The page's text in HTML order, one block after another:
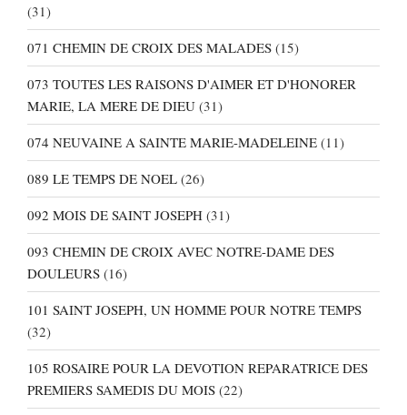
(31)
071 CHEMIN DE CROIX DES MALADES (15)
073 TOUTES LES RAISONS D'AIMER ET D'HONORER
MARIE, LA MERE DE DIEU (31)
074 NEUVAINE A SAINTE MARIE-MADELEINE (11)
089 LE TEMPS DE NOEL (26)
092 MOIS DE SAINT JOSEPH (31)
093 CHEMIN DE CROIX AVEC NOTRE-DAME DES
DOULEURS (16)
101 SAINT JOSEPH, UN HOMME POUR NOTRE TEMPS
(32)
105 ROSAIRE POUR LA DEVOTION REPARATRICE DES
PREMIERS SAMEDIS DU MOIS (22)